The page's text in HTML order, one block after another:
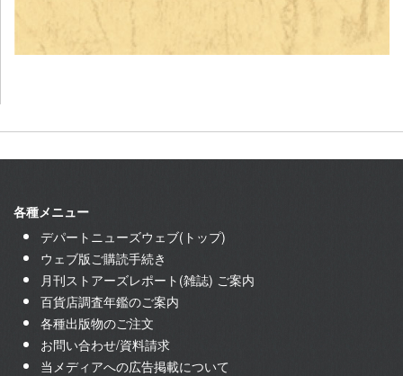
各種メニュー
デパートニューズウェブ(トップ)
ウェブ版ご購読手続き
月刊ストアーズレポート(雑誌) ご案内
百貨店調査年鑑のご案内
各種出版物のご注文
お問い合わせ/資料請求
当メディアへの広告掲載について